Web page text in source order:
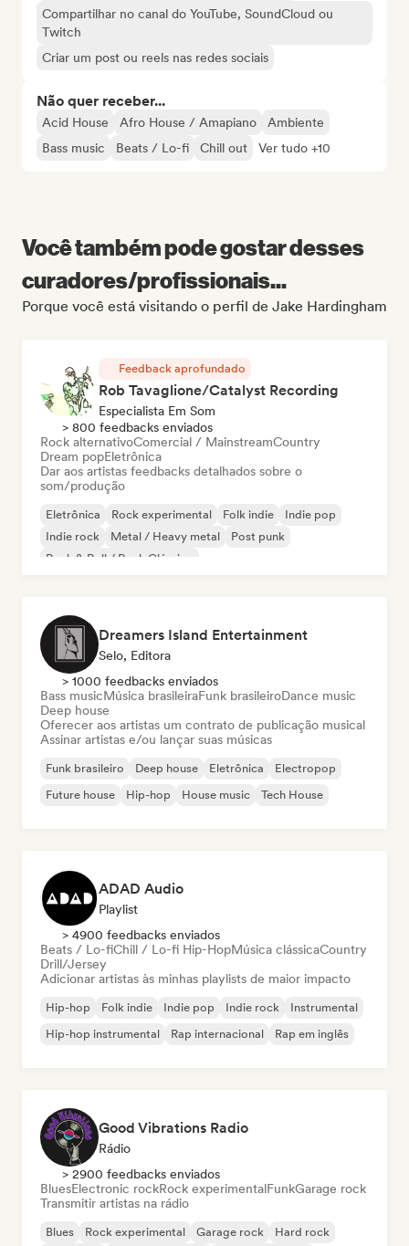
Compartilhar no canal do YouTube, SoundCloud ou
Twitch
Criar um post ou reels nas redes sociais
Não quer receber...
Acid House Afro House / Amapiano
Ambiente
Bass music
Beats / Lo-fi Chill out Ver tudo +10
Você também pode gostar desses
curadores/profissionais...
Porque você está visitando o perfil de Jake Hardingham
Feedback aprofundado
Rob Tavaglione/Catalyst Recording
Especialista Em Som
> 800 feedbacks enviados
Rock alternativoComercial / MainstreamCountry
Dream popEletrônica
Dar aos artistas feedbacks detalhados sobre o
som/produção
Eletrônica Rock experimental Folk indie
Indie pop
Indie rock
Metal / Heavy metal
Post punk
Rock & Roll / Rock Clássico
Dreamers Island Entertainment
Selo, Editora
> 1000 feedbacks enviados
Bass musicMúsica brasileiraFunk brasileiroDance music
Deep house
Oferecer aos artistas um contrato de publicação musical
Assinar artistas e/ou lançar suas músicas
Funk brasileiro Deep house Eletrônica
Electropop
Future house
Hip-hop House music Tech House
ADAD Audio
Playlist
> 4900 feedbacks enviados
Beats / Lo-fiChill / Lo-fi Hip-HopMúsica clássicaCountry
Drill/Jersey
Adicionar artistas às minhas playlists de maior impacto
Hip-hop Folk indie Indie pop Indie rock
Instrumental
Hip-hop instrumental
Rap internacional Rap em inglês
Good Vibrations Radio
Rádio
> 2900 feedbacks enviados
BluesElectronic rockRock experimentalFunkGarage rock
Transmitir artistas na rádio
Blues Rock experimental Garage rock
Hard rock